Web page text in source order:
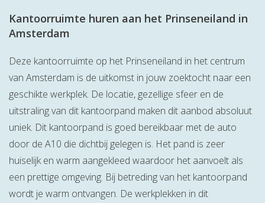
Kantoorruimte huren aan het Prinseneiland in
Amsterdam
Deze kantoorruimte op het Prinseneiland in het centrum
van Amsterdam is de uitkomst in jouw zoektocht naar een
geschikte werkplek. De locatie, gezellige sfeer en de
uitstraling van dit kantoorpand maken dit aanbod absoluut
uniek. Dit kantoorpand is goed bereikbaar met de auto
door de A10 die dichtbij gelegen is. Het pand is zeer
huiselijk en warm aangekleed waardoor het aanvoelt als
een prettige omgeving. Bij betreding van het kantoorpand
wordt je warm ontvangen. De werkplekken in dit